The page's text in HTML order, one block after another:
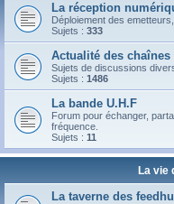
La réception
Déploiement des
Sujets : 333
Actualité des
Sujets de discussions
Sujets : 1486
La bande U.H.F
Forum pour échanger,
fréquence.
Sujets : 11
La vie
La taverne des